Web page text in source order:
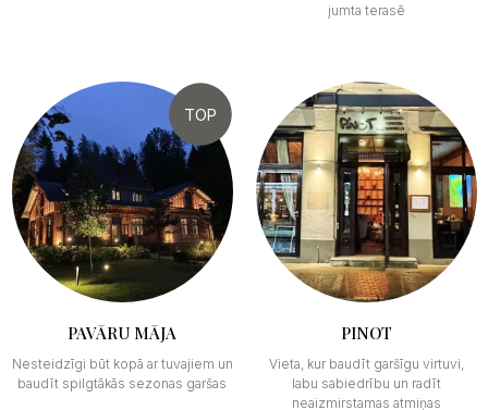
jumta terasē
TOP
PAVĀRU MĀJA
Nesteidzīgi būt kopā ar tuvajiem un
baudīt spilgtākās sezonas garšas
PINOT
Vieta, kur baudīt garšīgu virtuvi,
labu sabiedrību un radīt
neaizmirstamas atmiņas